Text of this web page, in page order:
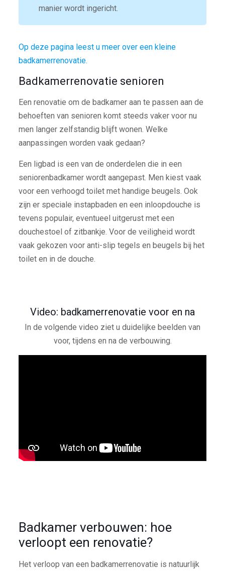
manier wordt ingericht.
Op deze pagina leest u meer over een kleine
badkamerrenovatie.
Badkamerrenovatie senioren
Een renovatie om de badkamer aan te passen aan de
behoeften van senioren komt steeds vaker voor nu
men langer zelfstandig blijft wonen. Welke
aanpassingen worden vaak gedaan?
Een ligbad is een van de onderdelen die in een
seniorenbadkamer wordt aangepast. Men kiest vaak
voor een verhoogd toilet met handige beugels. Ook
zijn er speciale instapbaden en een inloopdouche is
tevens populair, eventueel uitgerust met een
douchestoel of zitbankje. Voor de veiligheid wordt
vaak gekozen voor anti-slip tegels en beugels bij het
toilet en in de douche.
Video: badkamerrenovatie voor en na
In de volgende video ziet u duidelijke beelden van
voor, tijdens en na de verbouwing.
Badkamer verbouwen: hoe
verloopt een renovatie?
Het verloop van een badkamerrenovatie is natuurlijk